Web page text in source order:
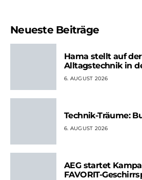
Neueste Beiträge
Hama stellt auf
Alltagstechnik in
6. AUGUST 2026
Technik-Träume:
6. AUGUST 2026
AEG startet
FAVORIT-